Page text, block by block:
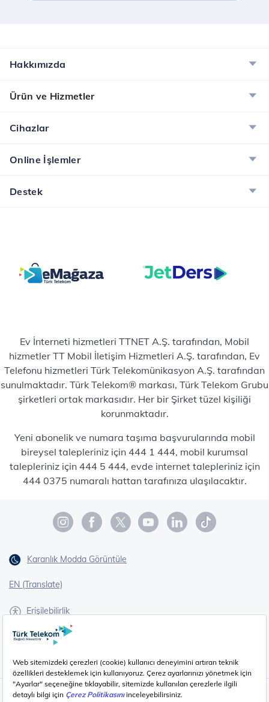
Hakkımızda
Ürün ve Hizmetler
Cihazlar
Online İşlemler
Destek
Ev İnterneti hizmetleri TTNET A.Ş. tarafından, Mobil
hizmetler TT Mobil İletişim Hizmetleri A.Ş. tarafından, Ev
Telefonu hizmetleri Türk Telekomünikasyon A.Ş. tarafından
sunulmaktadır. Türk Telekom® markası, Türk Telekom Grubu
şirketleri ortak markasıdır. Her bir Şirket tüzel kişiliği
korunmaktadır.
Yeni abonelik ve numara taşıma başvurularında mobil
bireysel talepleriniz için 444 1 444, mobil kurumsal
talepleriniz için 444 5 444, evde internet talepleriniz için
444 0375 numaralı hattan tarafınıza ulaşılacaktır.
Karanlık Modda Görüntüle
EN (Translate)
Erişilebilirlik
İşaret Dili Çevirisi